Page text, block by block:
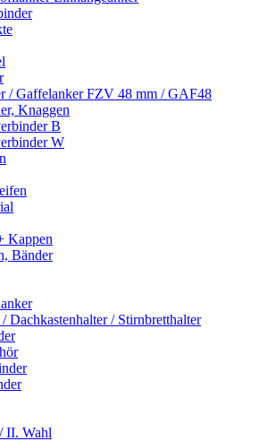
/ Gaffelanker FZV 48 mm / GAF48
Knaggen
B
W
Kappen
Bänder
Dachkastenhalter / Stirnbretthalter
II. Wahl